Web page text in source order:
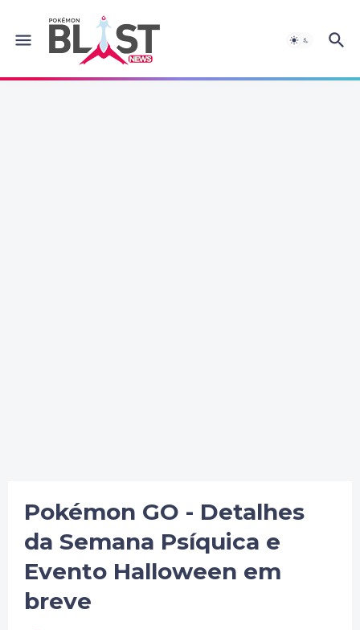
Pokémon GO - Detalhes
da Semana Psíquica e
Evento Halloween em
breve